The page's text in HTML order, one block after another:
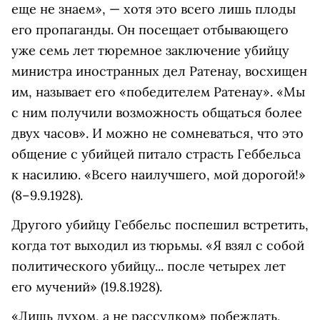
еще не знаем», — хотя это всего лишь плоды
его пропаганды. Он посещает отбывающего
уже семь лет тюремное заключение убийцу
министра иностранных дел Ратенау, восхищен
им, называет его «победителем Ратенау». «Мы
с ним получили возможность общаться более
двух часов». И можно не сомневаться, что это
общение с убийцей питало страсть Геббельса
к насилию. «Всего наилучшего, мой дорогой!»
(8–9.9.1928).
Другого убийцу Геббельс поспешил встретить,
когда тот выходил из тюрьмы. «Я взял с собой
политического убийцу... после четырех лет
его мучений» (19.8.1928).
«Лишь духом, а не рассудком» побеждать,